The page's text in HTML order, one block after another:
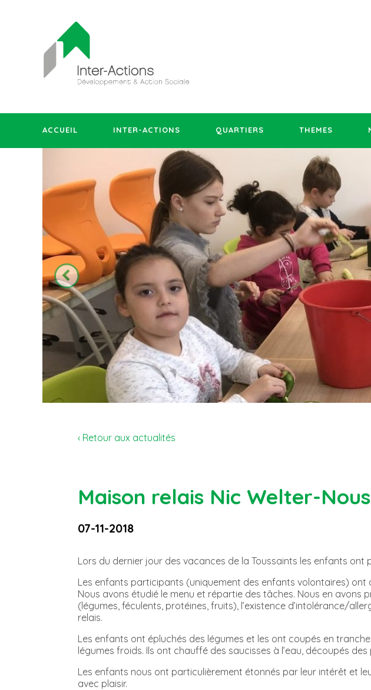
ACCUEIL INTER-ACTIONS QUARTIERS THEMES
‹ Retour aux actualités
Maison relais Nic Welter-
07-11-2018
Lors du dernier jour des vacances de la Toussaints les enfants
Les enfants participants (uniquement des enfants volontaires)
Nous avons étudié le menu et répartie des tâches. Nous en avons
(légumes, féculents, protéines, fruits), l’existence d’intolérance/
relais.
Les enfants ont épluchés des légumes et les ont coupés en
légumes froids. Ils ont chauffé des saucisses à l’eau, découpés
Les enfants nous ont particulièrement étonnés par leur intérêt et
avec plaisir.